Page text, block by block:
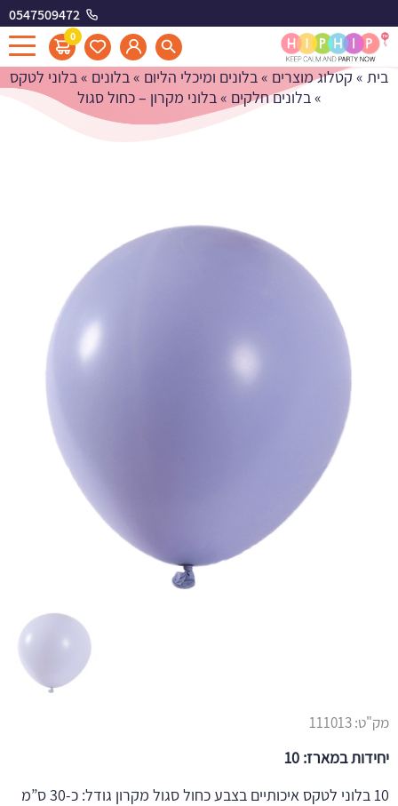
0547509472
0
בלוני מקרון - כחול סגול
בית » קטלוג מוצרים »בלונים ומיכלי הליום »בלונים »בלוני לטקס
»בלונים חלקים »בלוני מקרון – כחול סגול
מק"ט:111013
יחידות במארז: 10
10 בלוני לטקס איכותיים בצבע כחול סגול מקרון גודל: כ-30 ס”מ